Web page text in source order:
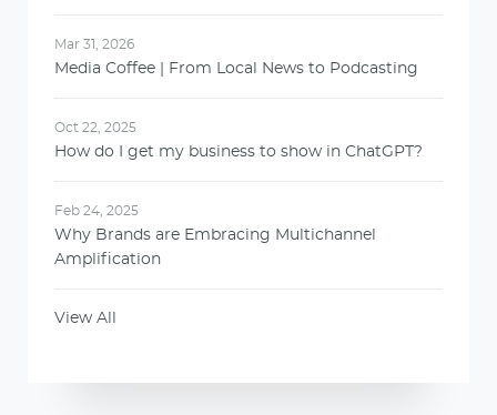
Mar 31, 2026
Media Coffee | From Local News to Podcasting
Oct 22, 2025
How do I get my business to show in ChatGPT?
Feb 24, 2025
Why Brands are Embracing Multichannel
Amplification
View All